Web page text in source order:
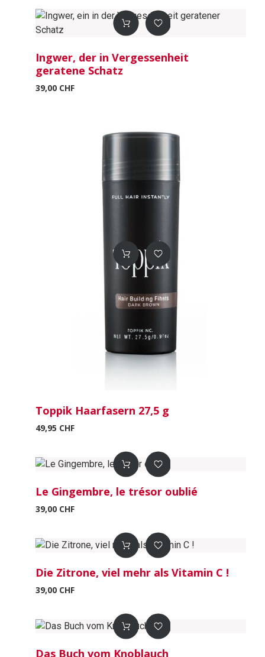
Ingwer, der in Vergessenheit
geratene Schatz
39,00 CHF
Toppik Haarfasern 27,5 g
49,95 CHF
Le Gingembre, le trésor oublié
39,00 CHF
Die Zitrone, viel mehr als Vitamin C !
39,00 CHF
Das Buch vom Knoblauch